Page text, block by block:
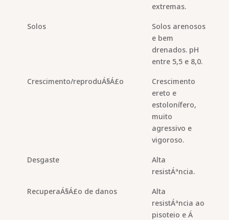
extremas.
Solos
Solos arenosos
e bem
drenados. pH
entre 5,5 e 8,0.
Crescimento/reproduÁ§Á£o
Crescimento
ereto e
estolonífero,
muito
agressivo e
vigoroso.
Desgaste
Alta
resistÁªncia.
RecuperaÁ§Á£o de danos
Alta
resistÁªncia ao
pisoteio e Á